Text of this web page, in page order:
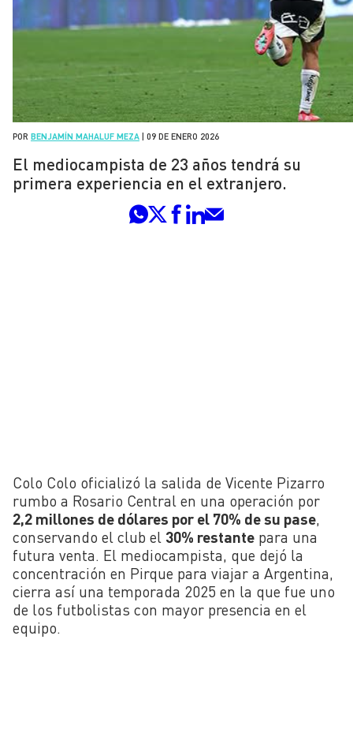
POR BENJAMÍN MAHALUF MEZA 09 DE ENERO 2026
El mediocampista de 23 años tendrá su
primera experiencia en el extranjero.
Colo Colo oficializó la salida de Vicente Pizarro
rumbo a Rosario Central en una operación por
2,2 millones de dólares por el 70% de su pase
conservando el club el 30% restante para una
futura venta. El mediocampista, que dejó la
concentración en Pirque para viajar a Argentina,
cierra así una temporada 2025 en la que fue uno
de los futbolistas con mayor presencia en el
equipo.